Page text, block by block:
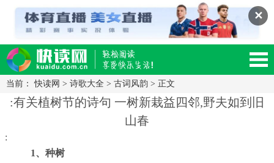
✕
读网-轻松阅读,快乐生活移动版
当前：快读网 > 诗歌大全 > 古词风韵 > 正文
:有关植树节的诗句 一树新栽益四邻,野夫如到旧
山春
:
1、种树